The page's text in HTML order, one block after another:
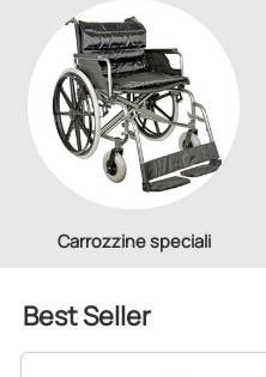
Carrozzine speciali
Best Seller